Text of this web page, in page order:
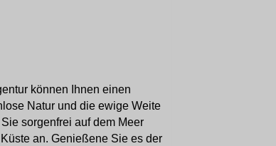
können Ihnen einen
Natur und die ewige Weite
sorgenfrei auf dem Meer
an. Genießene Sie es der